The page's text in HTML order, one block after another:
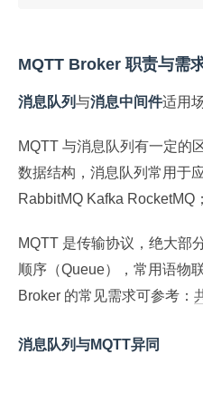
MQTT Broker 职责与需
消息队列与消息中间件适用
MQTT 与消息队列有一定的
数据结构，消息队列常用于
RabbitMQ Kafka RocketMQ；
MQTT 是传输协议，绝大部
顺序（Queue），常用语物
Broker 的常见需求可参考：
消息队列与MQTT异同